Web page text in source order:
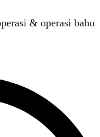
& operasi bahu